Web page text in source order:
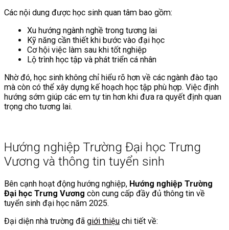
Các nội dung được học sinh quan tâm bao gồm:
Xu hướng ngành nghề trong tương lai
Kỹ năng cần thiết khi bước vào đại học
Cơ hội việc làm sau khi tốt nghiệp
Lộ trình học tập và phát triển cá nhân
Nhờ đó, học sinh không chỉ hiểu rõ hơn về các ngành đào tạo
mà còn có thể xây dựng kế hoạch học tập phù hợp. Việc định
hướng sớm giúp các em tự tin hơn khi đưa ra quyết định quan
trọng cho tương lai.
Hướng nghiệp Trường Đại học Trưng
Vương và thông tin tuyển sinh
Bên cạnh hoạt động hướng nghiệp, Hướng nghiệp Trường
Đại học Trưng Vương còn cung cấp đầy đủ thông tin về
tuyển sinh đại học năm 2025.
Đại diện nhà trường đã giới thiệu chi tiết về: